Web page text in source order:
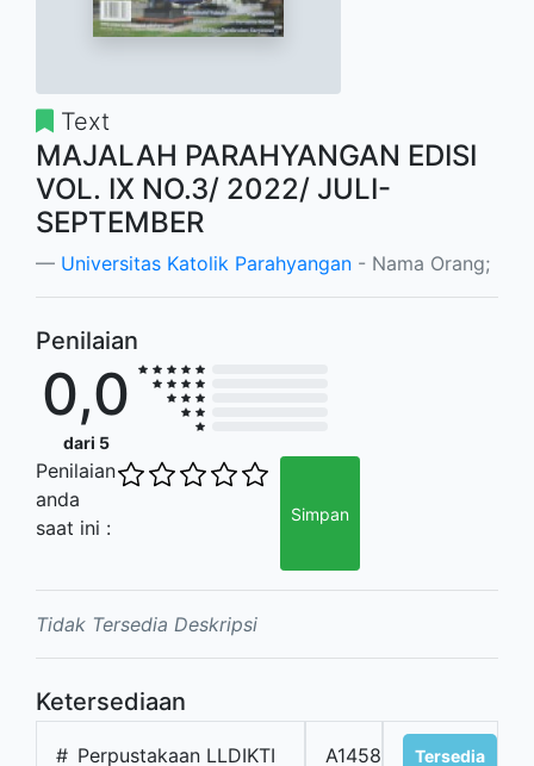
Text
MAJALAH PARAHYANGAN EDISI
VOL. IX NO.3/ 2022/ JULI-
SEPTEMBER
Universitas Katolik Parahyangan - Nama Orang;
Penilaian
0,0
dari 5
Penilaian
anda
saat ini :
Simpan
Tidak Tersedia Deskripsi
Ketersediaan
# Perpustakaan LLDIKTI
A1458 Tersedia